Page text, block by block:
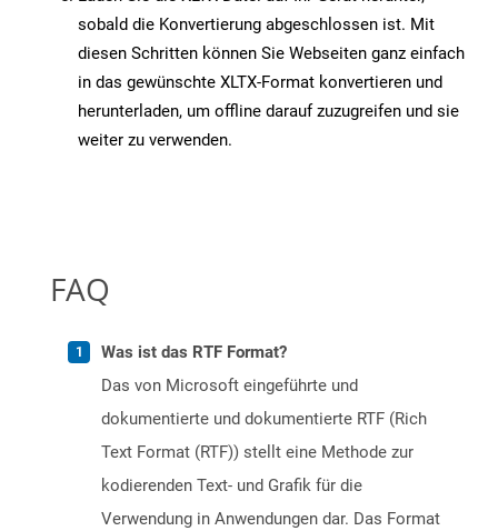
sobald die Konvertierung abgeschlossen ist. Mit
diesen Schritten können Sie Webseiten ganz einfach
in das gewünschte XLTX-Format konvertieren und
herunterladen, um offline darauf zuzugreifen und sie
weiter zu verwenden.
FAQ
Was ist das RTF Format?
Das von Microsoft eingeführte und
dokumentierte und dokumentierte RTF (Rich
Text Format (RTF)) stellt eine Methode zur
kodierenden Text- und Grafik für die
Verwendung in Anwendungen dar. Das Format